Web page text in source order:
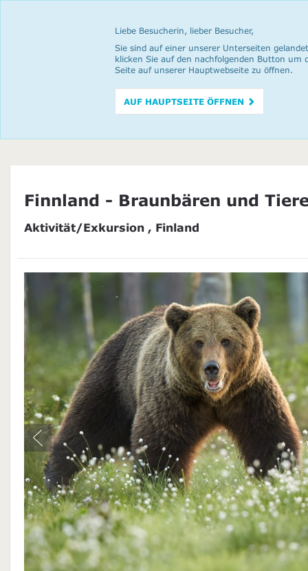
Liebe Besucherin, lieber Besucher,
Sie sind auf einer unserer Unterseiten
klicken Sie auf den nachfolgenden Button um
Seite auf unserer Hauptwebseite zu öffnen.
AUF HAUPTSEITE ÖFFNEN
Finnland - Braunbären und
Aktivität/Exkursion , Finland